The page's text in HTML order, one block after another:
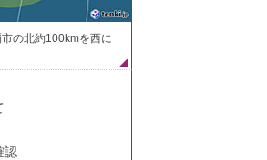
の北約100kmを西に
認